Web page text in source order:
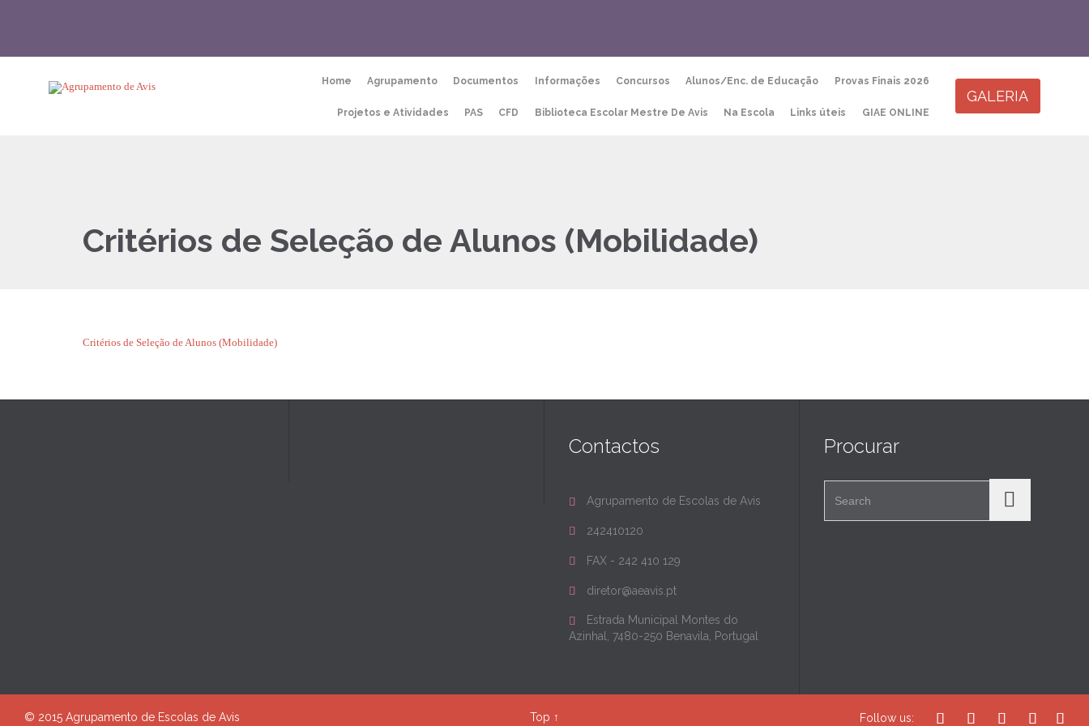
content
Home Agrupamento Documentos Informações Concursos Alunos/Enc. de Educação Provas Finais 2026
Projetos e Atividades PAS CFD Biblioteca Escolar Mestre De Avis Na Escola Links úteis GIAE ONLINE
GALERIA
Critérios de Seleção de Alunos (Mobilidade)
Critérios de Seleção de Alunos (Mobilidade)
Contactos
 Agrupamento de Escolas de Avis
 242410120
 FAX - 242 410 129
 diretor@aeavis.pt

Estrada Municipal Montes do
Azinhal, 7480-250 Benavila, Portugal
Procurar
© 2015 Agrupamento de Escolas de Avis Top ↑ Follow us:     